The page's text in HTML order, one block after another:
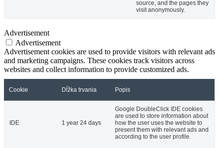
source, and the pages they
visit anonymously.
Advertisement
Advertisement
Advertisement cookies are used to provide visitors with relevant ads
and marketing campaigns. These cookies track visitors across
websites and collect information to provide customized ads.
Cookie Dĺžka trvania Popis
IDE 1 year 24 days
Google DoubleClick IDE cookies
are used to store information about
how the user uses the website to
present them with relevant ads and
according to the user profile.